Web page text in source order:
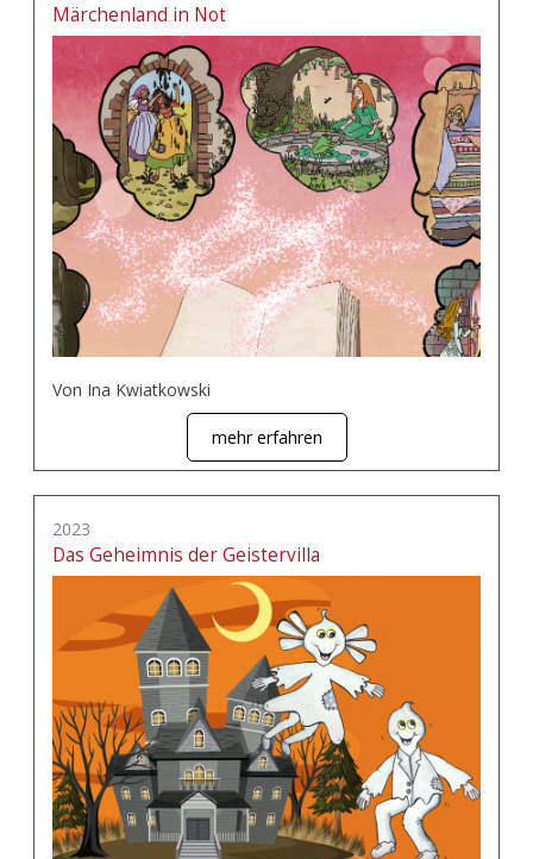
Märchenland in Not
Von Ina Kwiatkowski
mehr erfahren
2023
Das Geheimnis der Geistervilla